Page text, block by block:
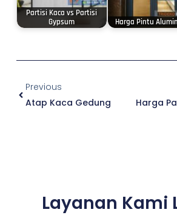
Partisi Kaca vs Partisi
Gypsum
Harga Pintu
Previous
Atap Kaca Gedung
Layanan Kami